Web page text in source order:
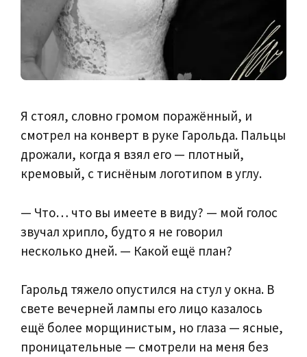
Я стоял, словно громом поражённый, и
смотрел на конверт в руке Гарольда. Пальцы
дрожали, когда я взял его — плотный,
кремовый, с тиснёным логотипом в углу.
— Что… что вы имеете в виду? — мой голос
звучал хрипло, будто я не говорил
несколько дней. — Какой ещё план?
Гарольд тяжело опустился на стул у окна. В
свете вечерней лампы его лицо казалось
ещё более морщинистым, но глаза — ясные,
проницательные — смотрели на меня без